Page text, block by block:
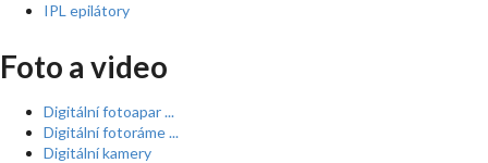
IPL epilátory
Foto a video
Digitální fotoapar ...
Digitální fotoráme ...
Digitální kamery